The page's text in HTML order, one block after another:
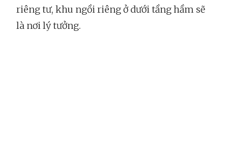
riêng tư, khu ngồi riêng ở dưới tầng hầm sẽ
là nơi lý tưởng.